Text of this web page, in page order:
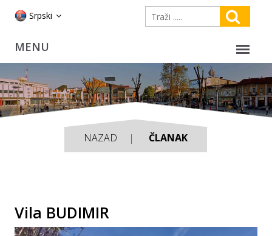
Srpski
NAZAD ČLANAK
Vila BUDIMIR